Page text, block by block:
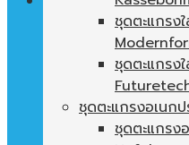
ตะกร้าสินค้า
ไม่มีสินค้าในตะกร้า
ชุดตะแกรง
ชุดตะแกรง
ชุดตะแกรงอเนกป
ชุดตะแกรง